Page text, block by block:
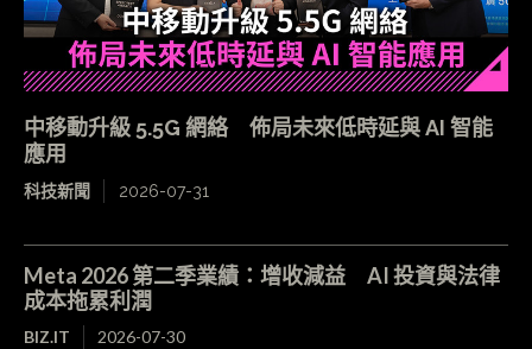
中移動升級 5.5G 網絡 佈局未來低時延與 AI 智能
應用
科技新聞 2026-07-31
Meta 2026 第二季業績：增收減益 AI 投資與法律
成本拖累利潤
BIZ.IT 2026-07-30